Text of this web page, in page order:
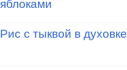
яблоками
Рис с тыквой в духовке